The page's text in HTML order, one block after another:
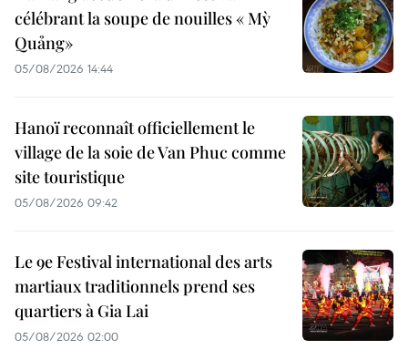
célébrant la soupe de nouilles « Mỳ
Quảng»
05/08/2026 14:44
Hanoï reconnaît officiellement le
village de la soie de Van Phuc comme
site touristique
05/08/2026 09:42
Le 9e Festival international des arts
martiaux traditionnels prend ses
quartiers à Gia Lai
05/08/2026 02:00